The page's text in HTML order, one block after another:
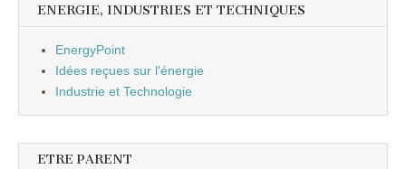
ENERGIE, INDUSTRIES ET TECHNIQUES
EnergyPoint
Idées reçues sur l'énergie
Industrie et Technologie
ETRE PARENT